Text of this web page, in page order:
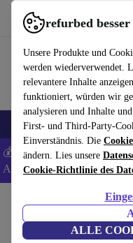
refurbed
Unsere Produkte und
werden wiederverwendet.
relevantere Inhalte
funktioniert, würden wir
analysieren und Inhalte
First- und Third-Party-
Einverständnis. Die
ändern. Lies unsere
Cookie-Richtlinie des
ALLE
refurbed schnell und einfach
🎒 Back to school Handys
💰 Extra -5% auf Samsung-
ANDROID5 -AGB
Monitore
HP Z25xs G3 |